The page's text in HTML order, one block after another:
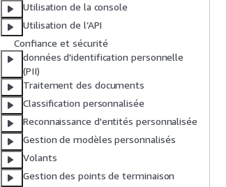
Utilisation de la console
Utilisation de l’API
Confiance et sécurité
données d'identification personnelle
(PII)
Traitement des documents
Classification personnalisée
Reconnaissance d'entités personnalisée
Gestion de modèles personnalisés
Volants
Gestion des points de terminaison